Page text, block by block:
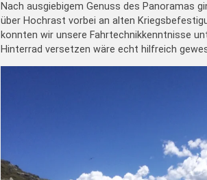
Nach ausgiebigem Genuss des Panoramas
über Hochrast vorbei an alten
konnten wir unsere Fahrtechnikkenntnisse
Hinterrad versetzen wäre echt hilfreich